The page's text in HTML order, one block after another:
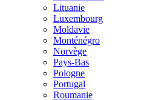
Lituanie
Luxembourg
Moldavie
Monténégro
Norvège
Pays-Bas
Pologne
Portugal
Roumanie